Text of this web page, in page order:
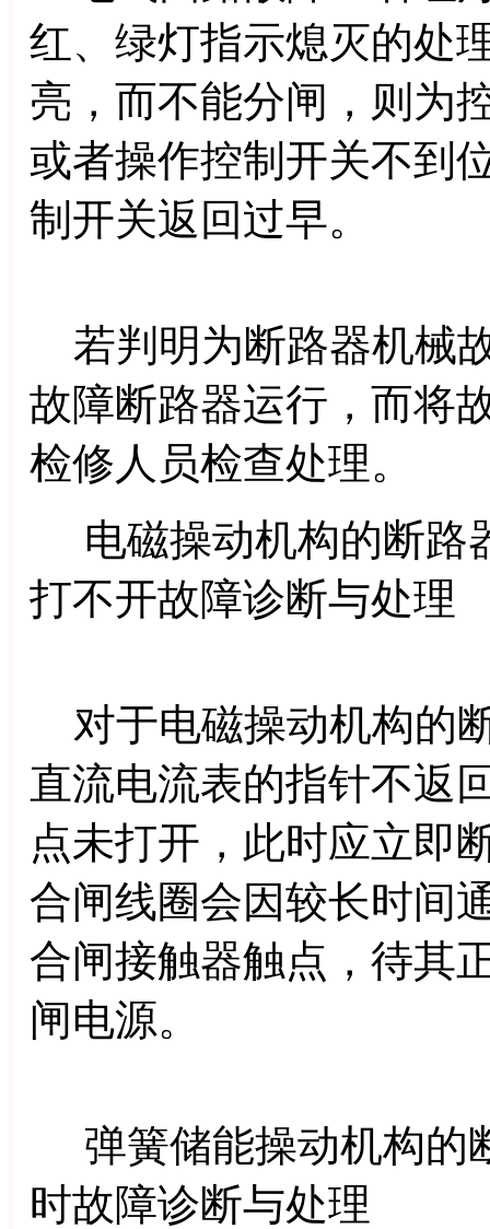
红、绿灯指示熄灭的处
亮，而不能分闸，则为
或者操作控制开关不到
制开关返回过早。
若判明为断路器机械
故障断路器运行，而将
检修人员检查处理。
电磁操动机构的断路
打不开故障诊断与处理
对于电磁操动机构的
直流电流表的指针不返
点未打开，此时应立即
合闸线圈会因较长时间
合闸接触器触点，待其
闸电源。
弹簧储能操动机构的
时故障诊断与处理